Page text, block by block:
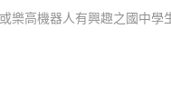
樂高機器人有興趣之國中學